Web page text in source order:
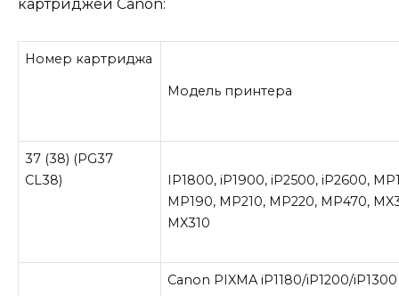
картриджей Canon:
Номер картриджа
Модель принтера
37 (38) (PG37
CL38)
IP1800, iP1900, iP2500, iP2600,
MP190, MP210, MP220, MP470,
MX310
Canon PIXMA iP1180/iP1200/iP1300